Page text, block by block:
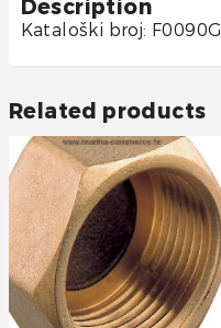
Description
Kataloški broj: F0090G
Related products